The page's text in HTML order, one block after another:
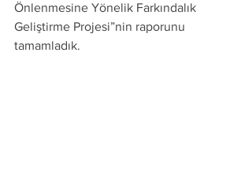
Önlenmesine Yönelik Farkındalık
Geliştirme Projesi”nin raporunu
tamamladık.